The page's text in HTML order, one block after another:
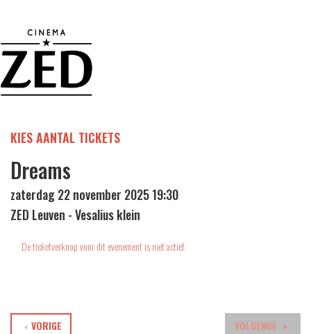
KIES AANTAL TICKETS
Dreams
zaterdag 22 november 2025 19:30
ZED Leuven - Vesalius klein
De ticketverkoop voor dit evenement is niet actief.
VOLGENDE
VORIGE